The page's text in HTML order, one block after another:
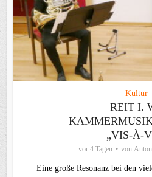
Kultur
REIT I.
„VIS-À-
vor 4 Tagen von
Eine große Resonanz bei den